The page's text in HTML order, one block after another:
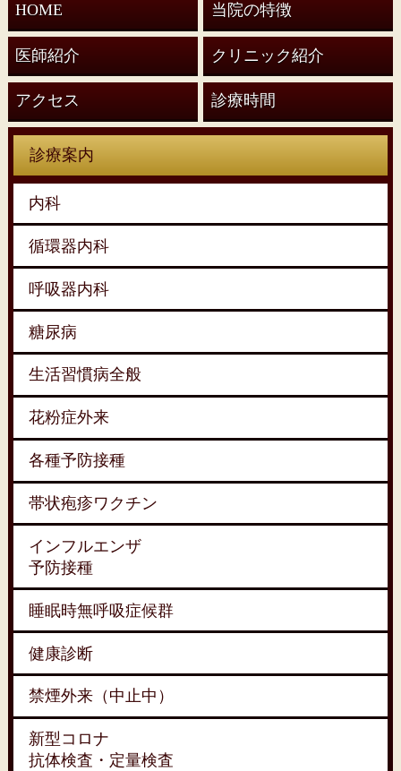
HOME 当院の特徴
医師紹介 クリニック紹介
アクセス 診療時間
診療案内
内科
循環器内科
呼吸器内科
糖尿病
生活習慣病全般
花粉症外来
各種予防接種
帯状疱疹ワクチン
インフルエンザ
予防接種
睡眠時無呼吸症候群
健康診断
禁煙外来（中止中）
新型コロナ
抗体検査・定量検査